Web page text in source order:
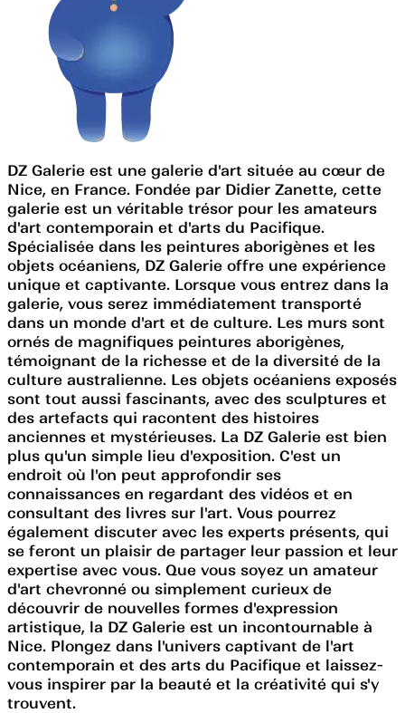
DZ Galerie est une galerie d'art située au cœur de
Nice, en France. Fondée par Didier Zanette, cette
galerie est un véritable trésor pour les amateurs
d'art contemporain et d'arts du Pacifique.
Spécialisée dans les peintures aborigènes et les
objets océaniens, DZ Galerie offre une expérience
unique et captivante. Lorsque vous entrez dans la
galerie, vous serez immédiatement transporté
dans un monde d'art et de culture. Les murs sont
ornés de magnifiques peintures aborigènes,
témoignant de la richesse et de la diversité de la
culture australienne. Les objets océaniens exposés
sont tout aussi fascinants, avec des sculptures et
des artefacts qui racontent des histoires
anciennes et mystérieuses. La DZ Galerie est bien
plus qu'un simple lieu d'exposition. C'est un
endroit où l'on peut approfondir ses
connaissances en regardant des vidéos et en
consultant des livres sur l'art. Vous pourrez
également discuter avec les experts présents, qui
se feront un plaisir de partager leur passion et leur
expertise avec vous. Que vous soyez un amateur
d'art chevronné ou simplement curieux de
découvrir de nouvelles formes d'expression
artistique, la DZ Galerie est un incontournable à
Nice. Plongez dans l'univers captivant de l'art
contemporain et des arts du Pacifique et laissez-
vous inspirer par la beauté et la créativité qui s'y
trouvent.